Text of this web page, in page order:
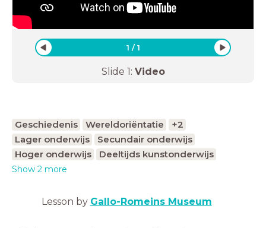
1 /1
Slide 1: Video
Geschiedenis Wereldoriëntatie
+2
Lager onderwijs
Secundair onderwijs
Hoger onderwijs
Deeltijds kunstonderwijs
Show 2 more
Lesson by Gallo-Romeins Museum